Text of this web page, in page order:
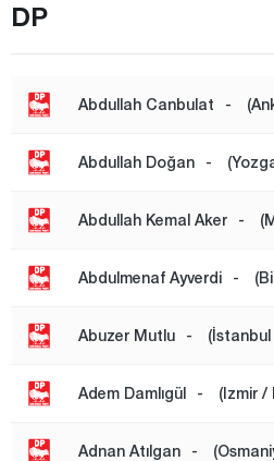
Aksaray
Amasya
Antalya
Artvin
Aydın
Bartın
Batman
Bilecik
Bingöl
DP
Abdullah Canbulat -
Abdullah Doğan -
Abdullah Kemal Aker -
Abdulmenaf Ayverdi -
Abuzer Mutlu -
Adem Damlıgül - (Izmir /
Adnan Atılgan -